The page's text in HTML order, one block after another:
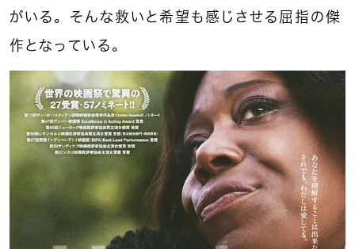
がいる。そんな救いと希望も感じさせる屈指の傑
作となっている。